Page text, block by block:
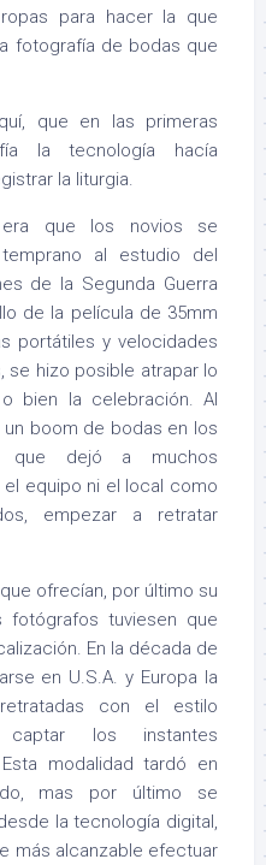
para hacer la que
fotografía de bodas que
que en las primeras
la tecnología hacía
la liturgia.
que los novios se
al estudio del
de la Segunda Guerra
de la película de 35mm
portátiles y velocidades
se hizo posible atrapar lo
bien la celebración. Al
boom de bodas en los
que dejó a muchos
equipo ni el local como
empezar a retratar
ofrecían, por último su
tuviesen que
En la década de
en U.S.A. y Europa la
con el estilo
captar los instantes
modalidad tardó en
mas por último se
la tecnología digital,
más alcanzable efectuar